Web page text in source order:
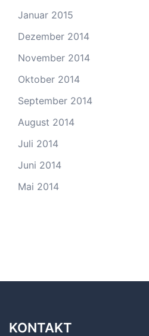
Januar 2015
Dezember 2014
November 2014
Oktober 2014
September 2014
August 2014
Juli 2014
Juni 2014
Mai 2014
KONTAKT